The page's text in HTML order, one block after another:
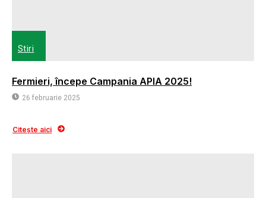
Stiri
Fermieri, începe Campania APIA 2025!
26 februarie 2025
Citește aici